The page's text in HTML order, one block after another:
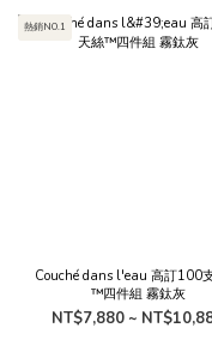
熱銷NO.1
Couché dans l'eau 高訂100
™四件組 霧鈦灰
NT$7,880 ~